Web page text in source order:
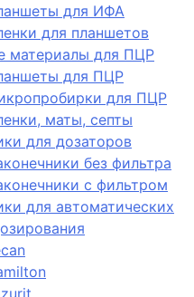
для ИФА
для планшетов
материалы для ПЦР
для ПЦР
для ПЦР
маты, септы
для дозаторов
без фильтра
с фильтром
для автоматических